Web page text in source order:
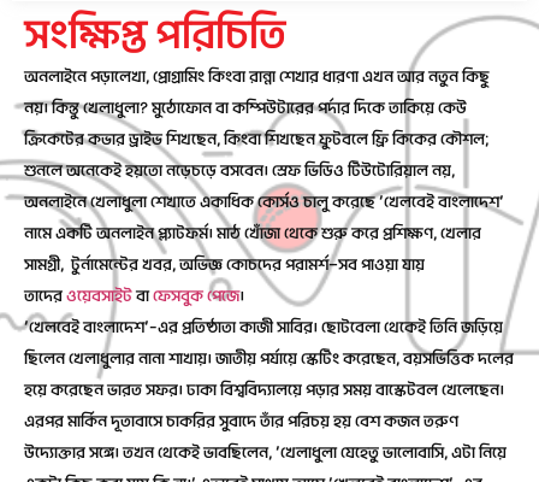
সংক্ষিপ্ত পরিচিতি
অনলাইনে পড়ালেখা, প্রোগ্রামিং কিংবা রান্না শেখার ধারণা এখন আর নতুন কিছু
নয়। কিন্তু খেলাধুলা? মুঠোফোন বা কম্পিউটারের পর্দার দিকে তাকিয়ে কেউ
ক্রিকেটের কভার ড্রাইভ শিখছেন, কিংবা শিখছেন ফুটবলে ফ্রি কিকের কৌশল;
শুনলে অনেকেই হয়তো নড়েচড়ে বসবেন। স্রেফ ভিডিও টিউটোরিয়াল নয়,
অনলাইনে খেলাধুলা শেখাতে একাধিক কোর্সও চালু করেছে ‘খেলবেই বাংলাদেশ’
নামে একটি অনলাইন প্ল্যাটফর্ম। মাঠ খোঁজা থেকে শুরু করে প্রশিক্ষণ, খেলার
সামগ্রী, টুর্নামেন্টের খবর, অভিজ্ঞ কোচদের পরামর্শ—সব পাওয়া যায়
তাদেরওয়েবসাইটবাফেসবুক পেজে।
‘খেলবেই বাংলাদেশ’–এর প্রতিষ্ঠাতা কাজী সাবির। ছোটবেলা থেকেই তিনি জড়িয়ে
ছিলেন খেলাধুলার নানা শাখায়। জাতীয় পর্যায়ে স্কেটিং করেছেন, বয়সভিত্তিক দলের
হয়ে করেছেন ভারত সফর। ঢাকা বিশ্ববিদ্যালয়ে পড়ার সময় বাস্কেটবল খেলেছেন।
এরপর মার্কিন দূতাবাসে চাকরির সুবাদে তাঁর পরিচয় হয় বেশ কজন তরুণ
উদ্যোক্তার সঙ্গে। তখন থেকেই ভাবছিলেন, ‘খেলাধুলা যেহেতু ভালোবাসি, এটা নিয়ে